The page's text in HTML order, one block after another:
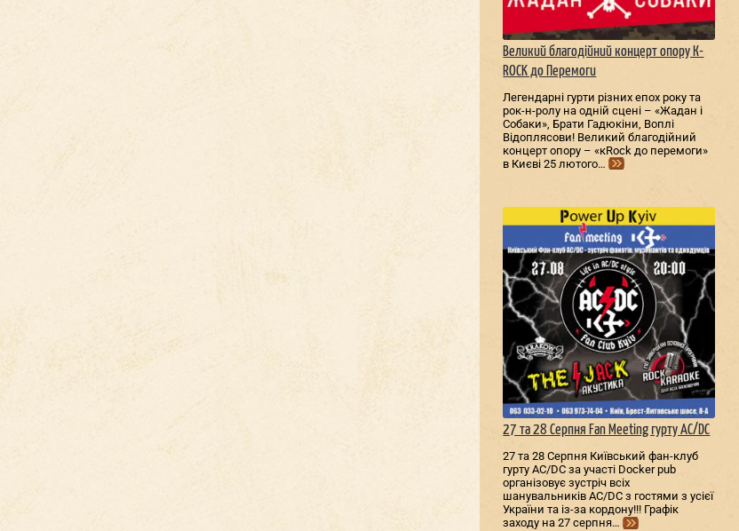
Великий благодійний концерт опору К-
ROCK до Перемоги
Легендарні гурти різних епох року та
рок-н-ролу на одній сцені – «Жадан і
Собаки», Брати Гадюкіни, Воплі
Відоплясови! Великий благодійний
концерт опору – «кRock до перемоги»
в Києві 25 лютого…
27 та 28 Серпня Fan Meeting гурту AC/DС
27 та 28 Серпня Київський фан-клуб
гурту AC/DС за участі Docker pub
організовує зустріч всіх
шанувальників AC/DС з гостями з усієї
України та із-за кордону!!! Графік
заходу на 27 серпня…